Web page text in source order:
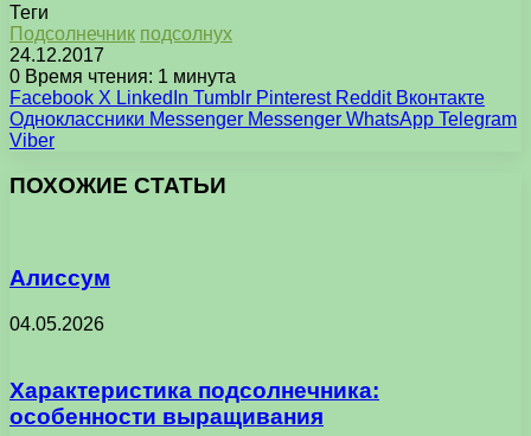
Теги
Подсолнечник подсолнух
24.12.2017
0 Время чтения: 1 минута
Facebook X LinkedIn Tumblr Pinterest Reddit Вконтакте
Одноклассники Messenger Messenger WhatsApp Telegram
Viber
ПОХОЖИЕ СТАТЬИ
Алиссум
04.05.2026
Характеристика подсолнечника:
особенности выращивания